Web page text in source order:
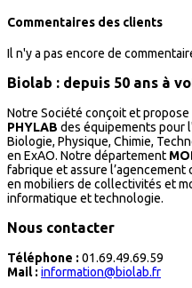
Commentaires des clients
Il n'y a pas encore de
Biolab : depuis 50 ans à
Notre Société conçoit et propose
PHYLAB des équipements pour
Biologie, Physique, Chimie,
en ExAO. Notre département
fabrique et assure
en mobiliers de collectivités et
informatique et technologie.
Nous contacter
Téléphone : 01.69.49.69.59
Mail : information@biolab.fr